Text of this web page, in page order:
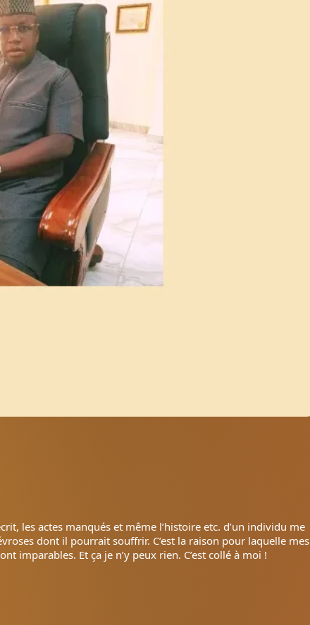
les actes manqués et même l’histoire etc. d’un individu me
dont il pourrait souffrir. C’est la raison pour laquelle mes
imparables. Et ça je n’y peux rien. C’est collé à moi !